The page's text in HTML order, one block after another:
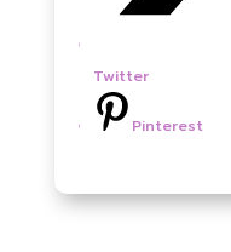
Twitter
Pinterest